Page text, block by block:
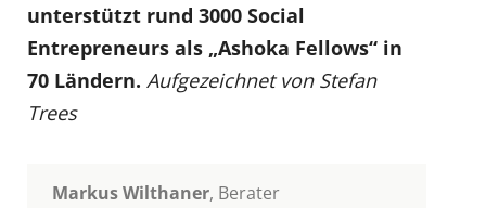
unterstützt rund 3000 Social
Entrepreneurs als „Ashoka Fellows“ in
70 Ländern. Aufgezeichnet von Stefan
Trees
Markus Wilthaner, Berater